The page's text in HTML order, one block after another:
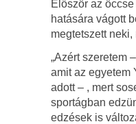
Először az
hatására vágott
megtetszett neki,
„Azért szeretem
amit az egyetem
adott – , mert
sportágban
edzések is